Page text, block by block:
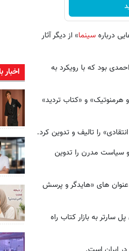
درباره سینما» از دیگر آثار
بود که با رویکرد به
هرمنوتیک» و «کتاب تردید»
را تالیف و تدوین کرد.
سیاست مدرن را تدوین
عنوان های «هایدگر و پرسش
به بازار کتاب راه
اخبار